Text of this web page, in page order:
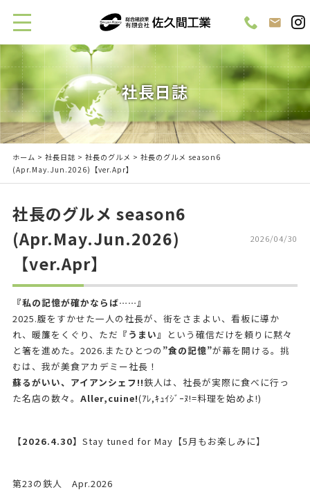
社長日誌
ホーム > 社長日誌 > 社長のグルメ > 社長のグルメ season6
(Apr.May.Jun.2026)【ver.Apr】
社長のグルメ season6
(Apr.May.Jun.2026)
【ver.Apr】
2026/04/30
『私の記憶が確かならば……』
2025.腹をすかせた一人の社長が、街をさまよい、看板に導か
れ、暖簾をくぐり、ただ 『うまい』
という確信だけを頼りに黙々
と箸を進めた。2026.またひとつの ”食の記憶”が幕を開ける。挑
むは、我が美食アカデミー社長！
蘇るがいい、アイアンシェフ!!鉄人は、社長が実際に食べに行っ
た名店の数々。 Aller,cuine!(ｱﾚ,ｷｭｲｼﾞｰﾇ!=料理を始めよ!)
【2026.4.30】 Stay tuned for May【5月もお楽しみに】
第23の鉄人 Apr.2026